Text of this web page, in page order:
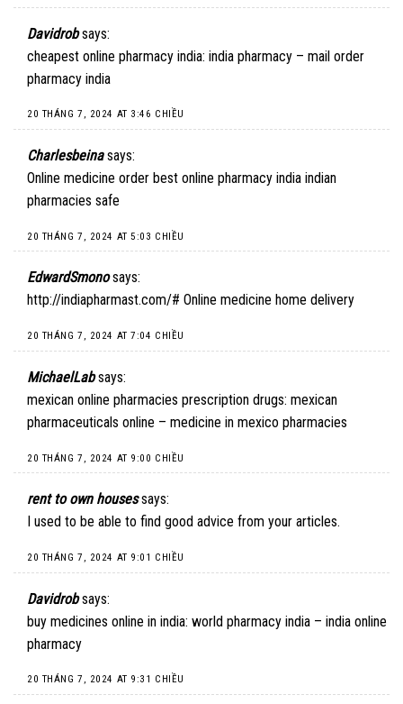
Davidrob says:
cheapest online pharmacy india: india pharmacy – mail order
pharmacy india
20 THÁNG 7, 2024 AT 3:46 CHIỀU
Charlesbeina says:
Online medicine order best online pharmacy india indian
pharmacies safe
20 THÁNG 7, 2024 AT 5:03 CHIỀU
EdwardSmono says:
http://indiapharmast.com/# Online medicine home delivery
20 THÁNG 7, 2024 AT 7:04 CHIỀU
MichaelLab says:
mexican online pharmacies prescription drugs: mexican
pharmaceuticals online – medicine in mexico pharmacies
20 THÁNG 7, 2024 AT 9:00 CHIỀU
rent to own houses says:
I used to be able to find good advice from your articles.
20 THÁNG 7, 2024 AT 9:01 CHIỀU
Davidrob says:
buy medicines online in india: world pharmacy india – india online
pharmacy
20 THÁNG 7, 2024 AT 9:31 CHIỀU